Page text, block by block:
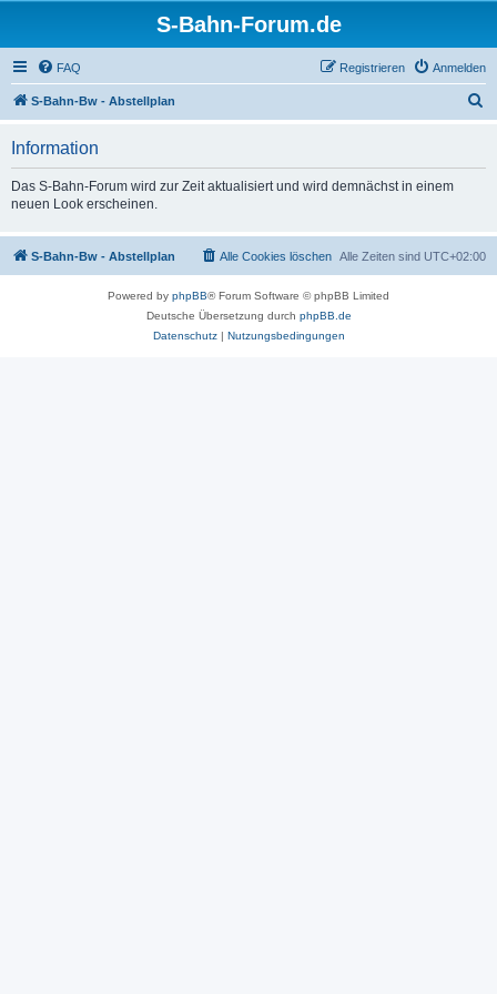
S-Bahn-Forum.de
FAQ Anmelden
Registrieren
S-Bahn-Bw - Abstellplan
Information
Das S-Bahn-Forum wird zur Zeit aktualisiert und wird demnächst in einem
neuen Look erscheinen.
S-Bahn-Bw - Abstellplan Alle Zeiten sind UTC+02:00
Alle Cookies löschen
Powered by phpBB® Forum Software © phpBB Limited
Deutsche Übersetzung durch phpBB.de
Datenschutz| Nutzungsbedingungen